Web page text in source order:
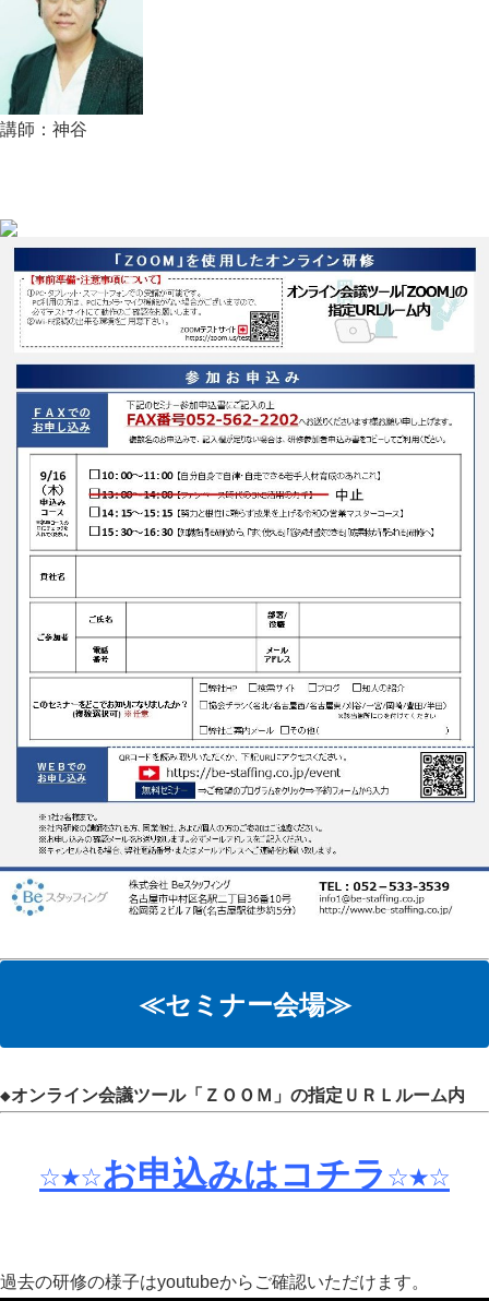
講師：神谷
≪セミナー会場≫
◆オンライン会議ツール「ＺＯＯＭ」の指定ＵＲＬルーム内
☆★☆お申込みはコチラ☆★☆
過去の研修の様子はyoutubeからご確認いただけます。